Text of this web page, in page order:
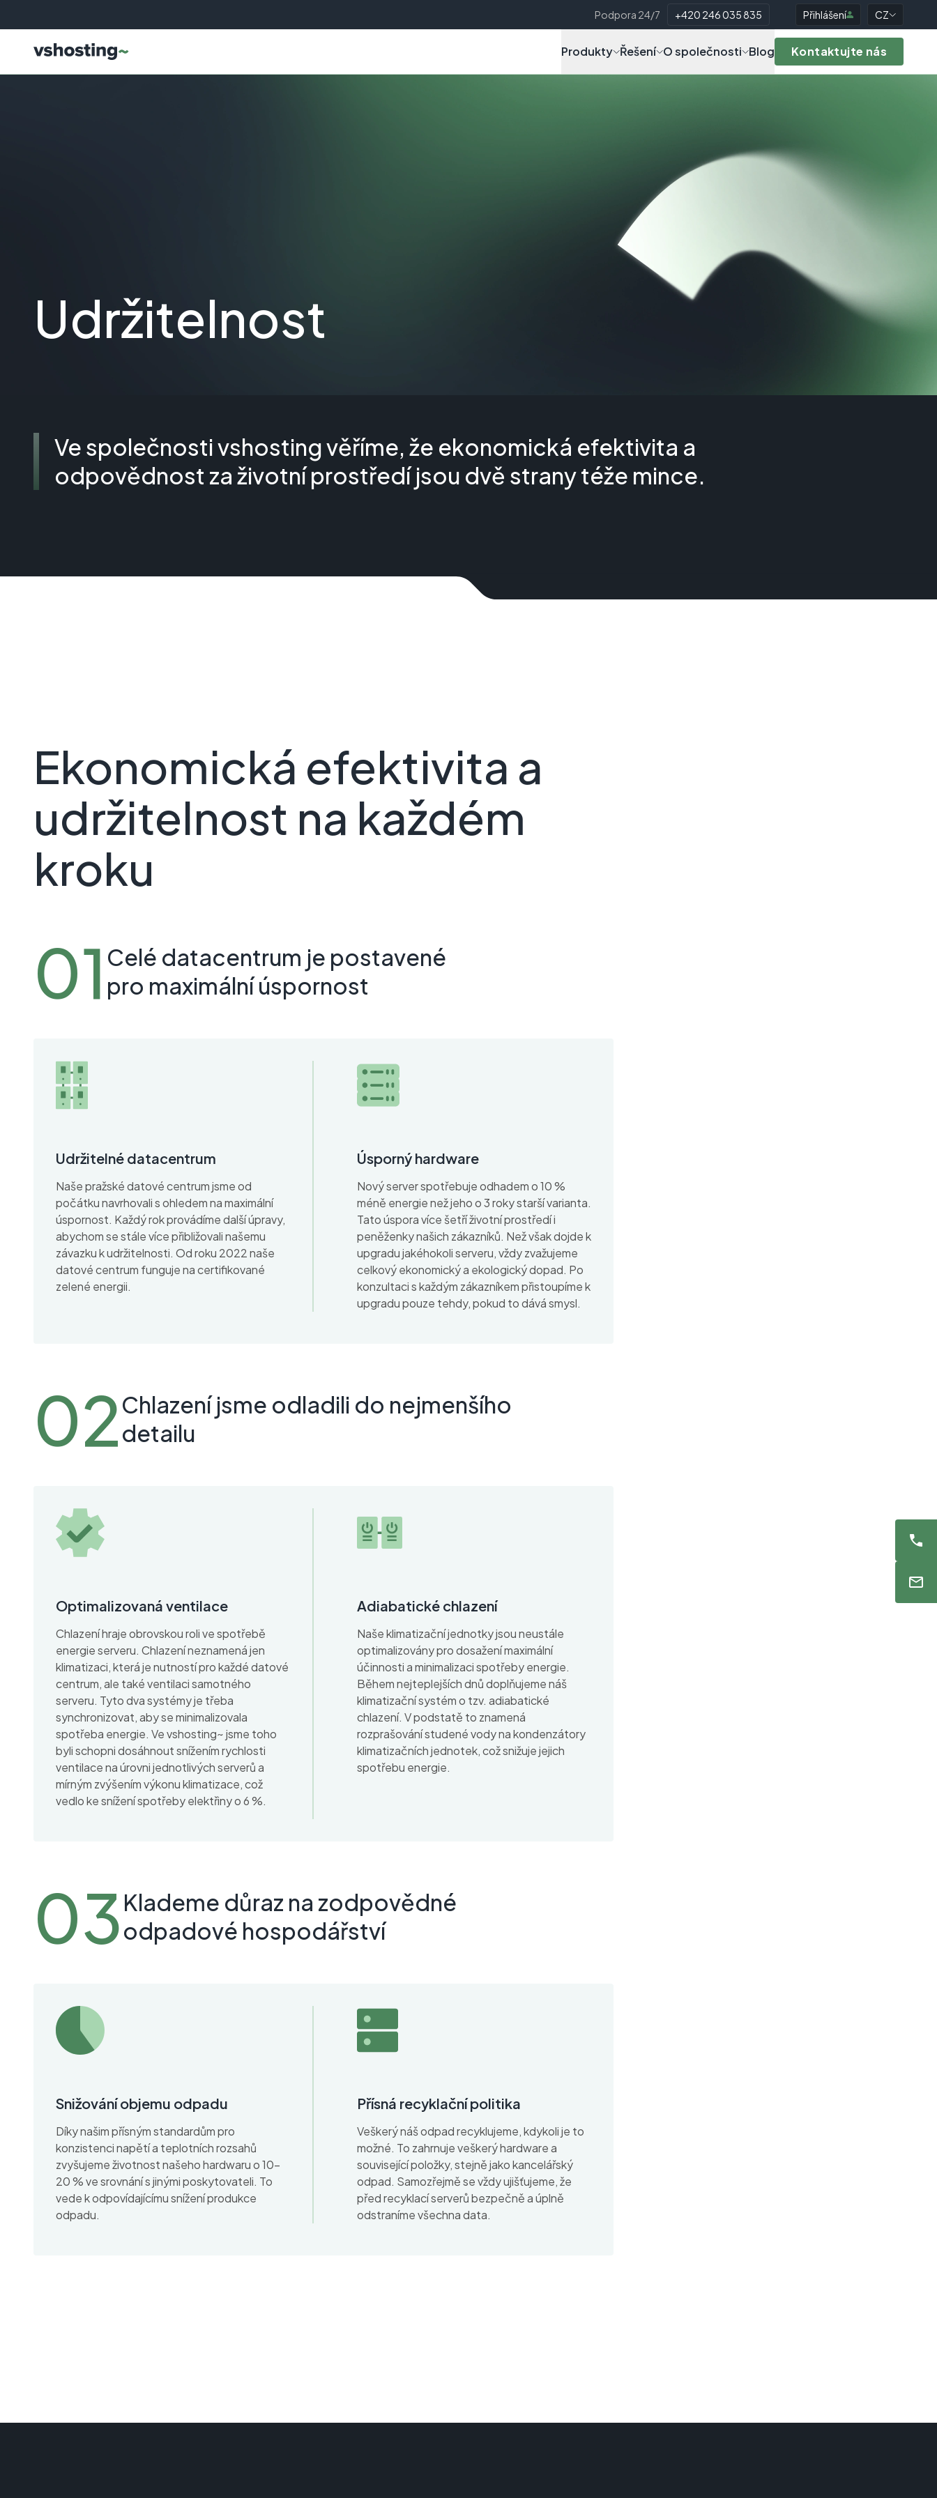
Podpora 24/7 +420 246 035 835 Přihlášení CZ
Produkty Řešení O společnosti Blog Kontaktujte nás
Udržitelnost
Ve společnosti vshosting věříme, že ekonomická efektivita a
odpovědnost za životní prostředí jsou dvě strany téže mince.
Ekonomická efektivita a
udržitelnost na každém
kroku
Celé datacentrum je postavené
pro maximální úspornost
Udržitelné datacentrum
Naše pražské datové centrum jsme od
počátku navrhovali s ohledem na maximální
úspornost. Každý rok provádíme další úpravy,
abychom se stále více přibližovali našemu
závazku k udržitelnosti. Od roku 2022 naše
datové centrum funguje na certifikované
zelené energii.
Úsporný hardware
Nový server spotřebuje odhadem o 10 %
méně energie než jeho o 3 roky starší varianta.
Tato úspora více šetří životní prostředí i
peněženky našich zákazníků. Než však dojde k
upgradu jakéhokoli serveru, vždy zvažujeme
celkový ekonomický a ekologický dopad. Po
konzultaci s každým zákazníkem přistoupíme k
upgradu pouze tehdy, pokud to dává smysl.
Chlazení jsme odladili do nejmenšího
detailu
Optimalizovaná ventilace
Chlazení hraje obrovskou roli ve spotřebě
energie serveru. Chlazení neznamená jen
klimatizaci, která je nutností pro každé datové
centrum, ale také ventilaci samotného
serveru. Tyto dva systémy je třeba
synchronizovat, aby se minimalizovala
spotřeba energie. Ve vshosting~ jsme toho
byli schopni dosáhnout snížením rychlosti
ventilace na úrovni jednotlivých serverů a
mírným zvýšením výkonu klimatizace, což
vedlo ke snížení spotřeby elektřiny o 6 %.
Adiabatické chlazení
Naše klimatizační jednotky jsou neustále
optimalizovány pro dosažení maximální
účinnosti a minimalizaci spotřeby energie.
Během nejteplejších dnů doplňujeme náš
klimatizační systém o tzv. adiabatické
chlazení. V podstatě to znamená
rozprašování studené vody na kondenzátory
klimatizačních jednotek, což snižuje jejich
spotřebu energie.
Klademe důraz na zodpovědné
odpadové hospodářství
Snižování objemu odpadu
Díky našim přísným standardům pro
konzistenci napětí a teplotních rozsahů
zvyšujeme životnost našeho hardwaru o 10-
20 % ve srovnání s jinými poskytovateli. To
vede k odpovídajícímu snížení produkce
odpadu.
Přísná recyklační politika
Veškerý náš odpad recyklujeme, kdykoli je to
možné. To zahrnuje veškerý hardware a
související položky, stejně jako kancelářský
odpad. Samozřejmě se vždy ujišťujeme, že
před recyklací serverů bezpečně a úplně
odstraníme všechna data.